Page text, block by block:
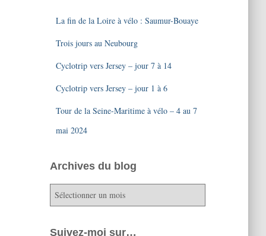
La fin de la Loire à vélo : Saumur-Bouaye
Trois jours au Neubourg
Cyclotrip vers Jersey – jour 7 à 14
Cyclotrip vers Jersey – jour 1 à 6
Tour de la Seine-Maritime à vélo – 4 au 7
mai 2024
Archives du blog
r
h
Suivez-moi sur…